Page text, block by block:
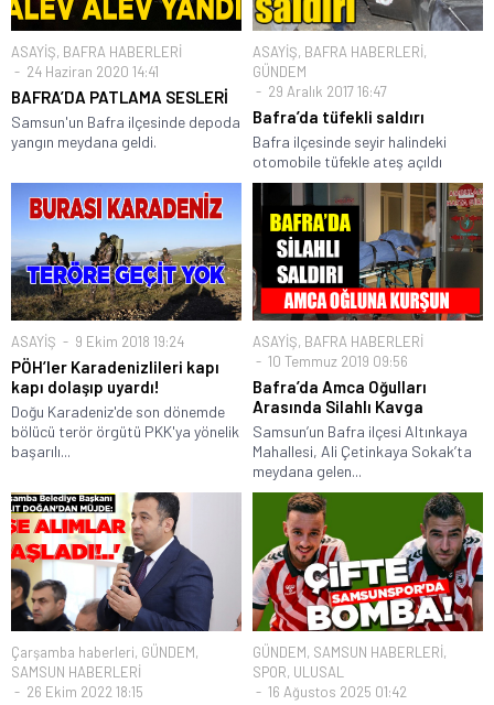
ASAYİŞ, BAFRA HABERLERİ
24 Haziran 2020 14:41
BAFRA’DA PATLAMA SESLERİ
Samsun'un Bafra ilçesinde depoda
yangın meydana geldi.
ASAYİŞ, BAFRA HABERLERİ,
GÜNDEM
29 Aralık 2017 16:47
Bafra’da tüfekli saldırı
Bafra ilçesinde seyir halindeki
otomobile tüfekle ateş açıldı
ASAYİŞ 9 Ekim 2018 19:24
PÖH’ler Karadenizlileri kapı
kapı dolaşıp uyardı!
Doğu Karadeniz'de son dönemde
bölücü terör örgütü PKK'ya yönelik
başarılı...
ASAYİŞ, BAFRA HABERLERİ
10 Temmuz 2019 09:56
Bafra’da Amca Oğulları
Arasında Silahlı Kavga
Samsun’un Bafra ilçesi Altınkaya
Mahallesi, Ali Çetinkaya Sokak’ta
meydana gelen...
Çarşamba haberleri, GÜNDEM,
SAMSUN HABERLERİ
26 Ekim 2022 18:15
GÜNDEM, SAMSUN HABERLERİ,
SPOR, ULUSAL
16 Ağustos 2025 01:42